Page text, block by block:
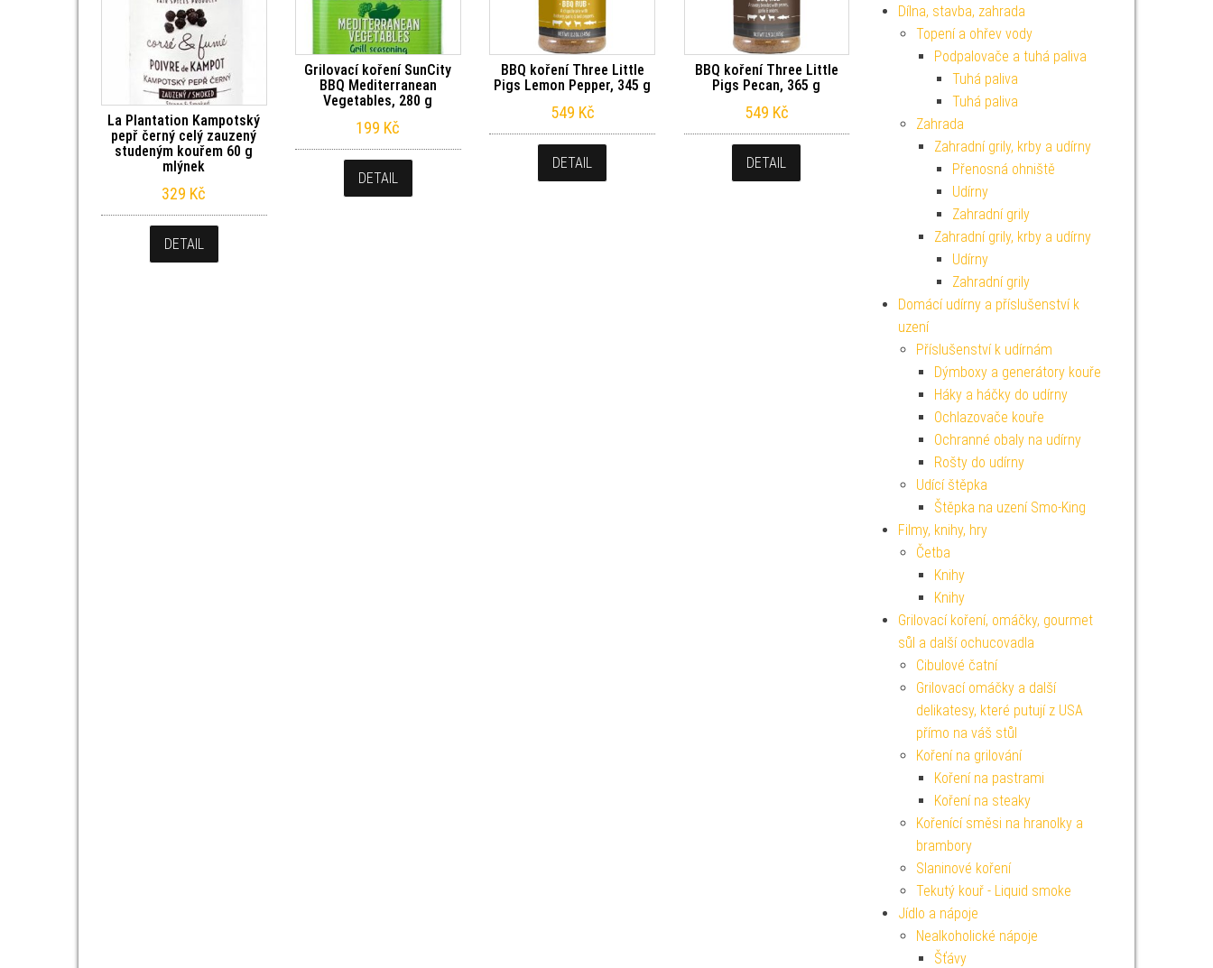
La Plantation Kampotský
pepř černý celý zauzený
studeným kouřem 60 g
mlýnek
329 Kč
DETAIL
Grilovací koření SunCity
BBQ Mediterranean
Vegetables, 280 g
199 Kč
DETAIL
BBQ koření Three Little
Pigs Lemon Pepper, 345 g
549 Kč
DETAIL
BBQ koření Three Little
Pigs Pecan, 365 g
549 Kč
DETAIL
Dílna, stavba, zahrada
Topení a ohřev vody
Podpalovače a tuhá paliva
Tuhá paliva
Tuhá paliva
Zahrada
Zahradní grily, krby a udírny
Přenosná ohniště
Udírny
Zahradní grily
Zahradní grily, krby a udírny
Udírny
Zahradní grily
Domácí udírny a příslušenství k
uzení
Příslušenství k udírnám
Dýmboxy a generátory kouře
Háky a háčky do udírny
Ochlazovače kouře
Ochranné obaly na udírny
Rošty do udírny
Udící štěpka
Štěpka na uzení Smo-King
Filmy, knihy, hry
Četba
Knihy
Knihy
Grilovací koření, omáčky, gourmet
sůl a další ochucovadla
Cibulové čatní
Grilovací omáčky a další
delikatesy, které putují z USA
přímo na váš stůl
Koření na grilování
Koření na pastrami
Koření na steaky
Kořenící směsi na hranolky a
brambory
Slaninové koření
Tekutý kouř - Liquid smoke
Jídlo a nápoje
Nealkoholické nápoje
Šťávy